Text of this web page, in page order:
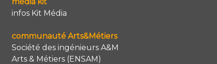
infos Kit Média
communauté Arts&Métiers
Société des ingénieurs A&M
Arts & Métiers (ENSAM)